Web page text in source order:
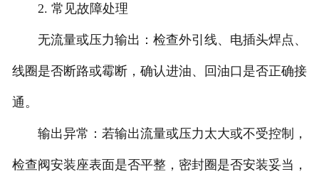
2. 常见故障处理
无流量或压力输出：检查外引线、电插头焊点、
线圈是否断路或霉断，确认进油、回油口是否正确接
通。
输出异常：若输出流量或压力太大或不受控制，
检查阀安装座表面是否平整，密封圈是否安装妥当，